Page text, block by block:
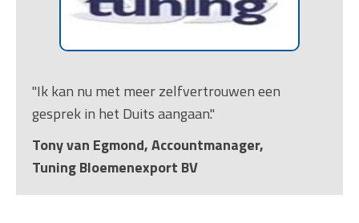
"Ik kan nu met meer zelfvertrouwen een
gesprek in het Duits aangaan."
Tony van Egmond, Accountmanager,
Tuning Bloemenexport BV